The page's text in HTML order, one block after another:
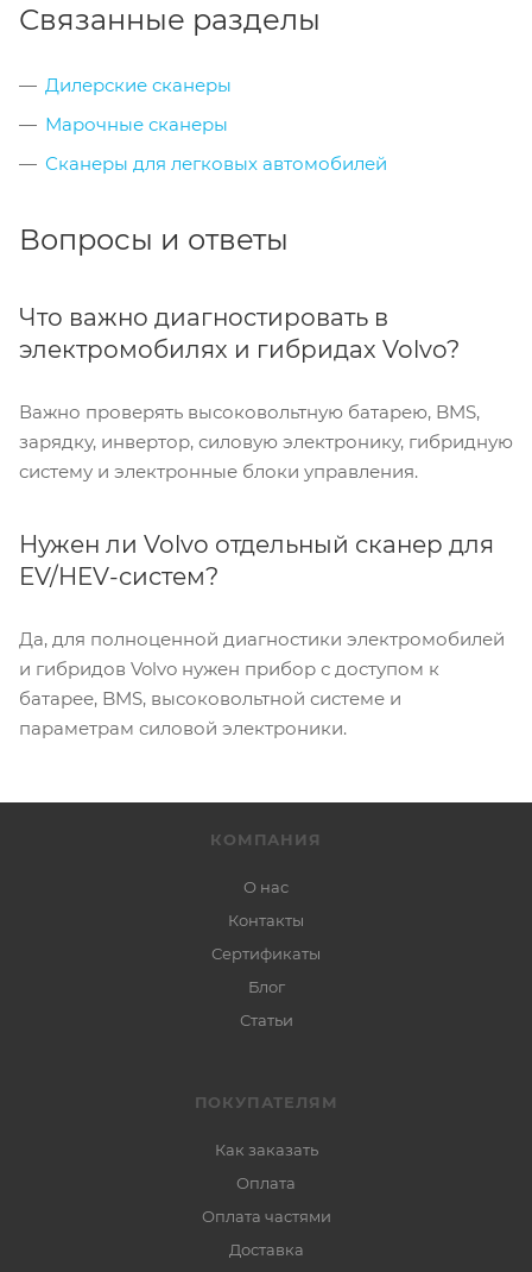
Связанные разделы
Дилерские сканеры
Марочные сканеры
Сканеры для легковых автомобилей
Вопросы и ответы
Что важно диагностировать в
электромобилях и гибридах Volvo?
Важно проверять высоковольтную батарею, BMS,
зарядку, инвертор, силовую электронику, гибридную
систему и электронные блоки управления.
Нужен ли Volvo отдельный сканер для
EV/HEV-систем?
Да, для полноценной диагностики электромобилей
и гибридов Volvo нужен прибор с доступом к
батарее, BMS, высоковольтной системе и
параметрам силовой электроники.
КОМПАНИЯ
О нас
Контакты
Сертификаты
Блог
Статьи
ПОКУПАТЕЛЯМ
Как заказать
Оплата
Оплата частями
Доставка